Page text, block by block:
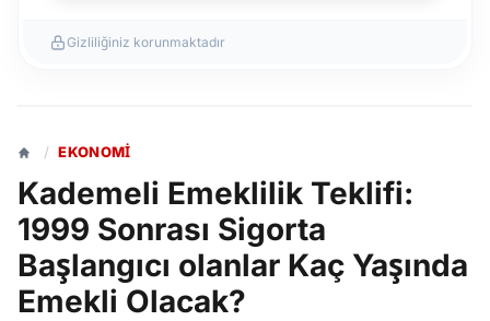
Gizliliğiniz korunmaktadır
/ EKONOMI
Kademeli Emeklilik Teklifi:
1999 Sonrası Sigorta
Başlangıcı olanlar Kaç Yaşında
Emekli Olacak?